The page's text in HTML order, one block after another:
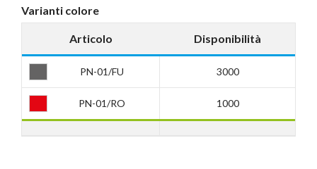
Varianti colore
Articolo Disponibilità
PN-01/FU 3000
PN-01/RO 1000